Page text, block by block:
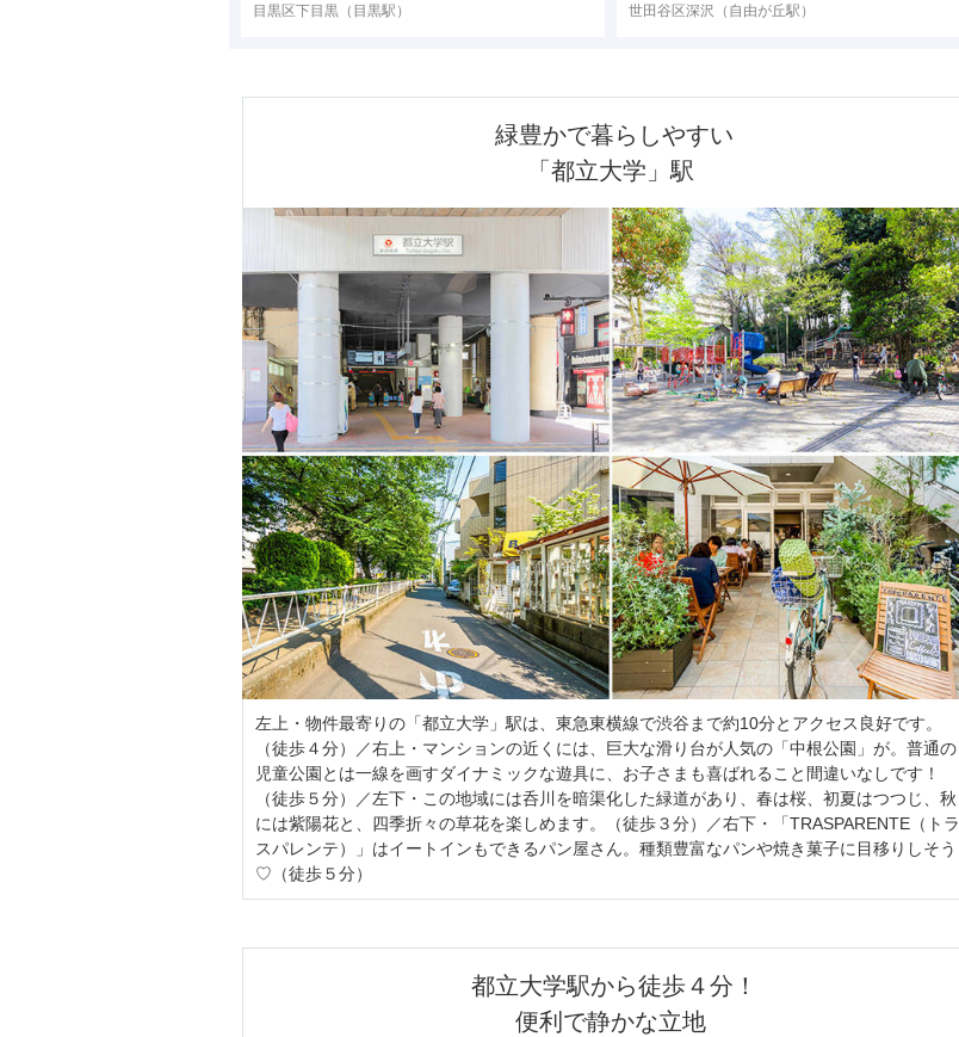
目黒区下目黒 （目黒駅）
世田谷区深沢 （自由が丘駅）
「都立大学」駅
左上・物件最寄りの「都立大学」駅は、東急東横線で渋谷まで約10分とアクセス良好です。
（徒歩４分）／右上・マンションの近くには、巨大な滑り台が人気の「中根公園」が。普通の
児童公園とは一線を画すダイナミックな遊具に、お子さまも喜ばれること間違いなしです！
（徒歩５分）／左下・この地域には呑川を暗渠化した緑道があり、春は桜、初夏はつつじ、秋
には紫陽花と、四季折々の草花を楽しめます。（徒歩３分）／右下・「TRASPARENTE（トラ
スパレンテ）」はイートインもできるパン屋さん。種類豊富なパンや焼き菓子に目移りしそう
♡（徒歩５分）
便利で静かな立地